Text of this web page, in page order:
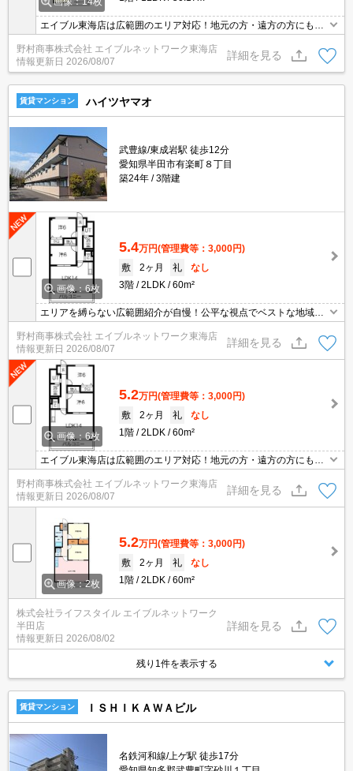
エイブル東海店は広範囲のエリア対応！地元の方・遠方の方にも公
平な視点で提案♪見るだけ・オンライン可！
野村商事株式会社 エイブルネットワーク東海店
情報更新日 2026/08/07
詳細を見る
賃貸マンション ハイツヤマオ
武豊線/東成岩駅 徒歩12分
愛知県半田市有楽町８丁目
築24年
3階建
画像：6枚
5.4万円(管理費等：3,000円)
敷
2ヶ月 礼
なし
3階
2LDK 60m²
エリアを縛らない広範囲紹介が自慢！公平な視点でベストな地域を
ご提案します。現地集合・オンライン対応！
野村商事株式会社 エイブルネットワーク東海店
情報更新日 2026/08/07
詳細を見る
画像：6枚
5.2万円(管理費等：3,000円)
敷
2ヶ月 礼
なし
1階
2LDK 60m²
エイブル東海店は広範囲のエリア対応！地元の方・遠方の方にも公
平な視点で提案♪見るだけ・オンライン可！
野村商事株式会社 エイブルネットワーク東海店
情報更新日 2026/08/07
詳細を見る
画像：2枚
5.2万円(管理費等：3,000円)
敷
2ヶ月 礼
なし
1階
2LDK 60m²
株式会社ライフスタイル エイブルネットワーク
半田店
情報更新日 2026/08/02
詳細を見る
残り1件を表示する
賃貸マンション ＩＳＨＩＫＡＷＡビル
名鉄河和線/上ゲ駅 徒歩17分